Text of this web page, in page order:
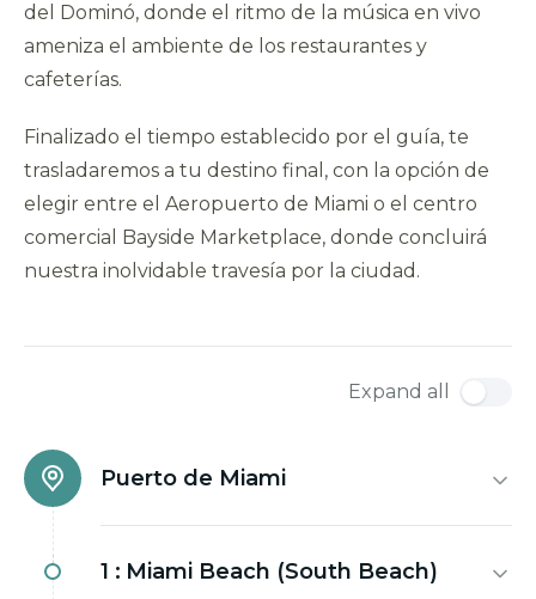
del Dominó, donde el ritmo de la música en vivo
ameniza el ambiente de los restaurantes y
cafeterías.
Finalizado el tiempo establecido por el guía, te
trasladaremos a tu destino final, con la opción de
elegir entre el Aeropuerto de Miami o el centro
comercial Bayside Marketplace, donde concluirá
nuestra inolvidable travesía por la ciudad.
Expand all
Puerto de Miami
1 : Miami Beach (South Beach)